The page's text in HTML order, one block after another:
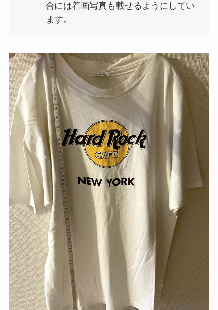
合には着画写真も載せるようにしてい
ます。